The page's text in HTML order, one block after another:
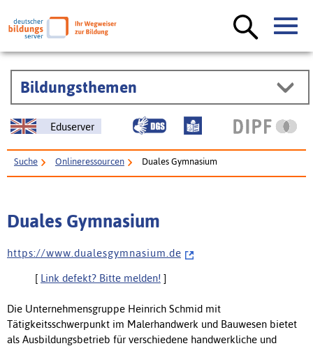
Bildungsthemen
Eduserver
Suche Onlineressourcen Duales Gymnasium
Duales Gymnasium
h t t p s : / / w w w . d u a l e s g y m n a s i u m . d e
[ Link defekt? Bitte melden! ]
Die Unternehmensgruppe Heinrich Schmid mit
Tätigkeitsschwerpunkt im Malerhandwerk und Bauwesen bietet
als Ausbildungsbetrieb für verschiedene handwerkliche und